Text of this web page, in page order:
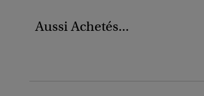
Aussi Achetés...